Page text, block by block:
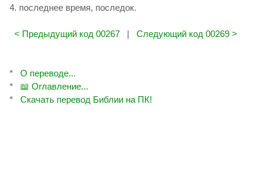
4. последнее время, последок.
< Предыдущий код 00267 | Следующий код 00269 >
*
О переводе...
*
📖 Оглавление...
*
Скачать перевод Библии на ПК!